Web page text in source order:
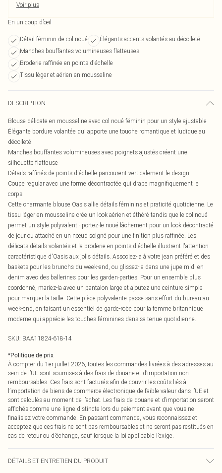
Voir plus
En un coup d’œil
Détail féminin de col noué
Élégants accents volantés au décolleté
Manches bouffantes volumineuses flatteuses
Broderie raffinée en points d'échelle
Tissu léger et aérien en mousseline
DESCRIPTION
Blouse délicate en mousseline avec col noué féminin pour un style ajustable
Élégante bordure volantée qui apporte une touche romantique et ludique au
décolleté
Manches bouffantes volumineuses avec poignets ajustés créent une
silhouette flatteuse
Détails raffinés de points d'échelle parcourent verticalement le design
Coupe regular avec une forme décontractée qui drape magnifiquement le
corps
Cette charmante blouse Oasis allie détails féminins et praticité quotidienne. Le
tissu léger en mousseline crée un look aérien et éthéré tandis que le col noué
permet un style polyvalent - portez-le noué lâchement pour un look décontracté
de jour ou attaché en un nœud soigné pour une finition plus raffinée. Les
délicats détails volantés et la broderie en points d'échelle illustrent l'attention
caractéristique d'Oasis aux jolis détails. Associez-la à votre jean préféré et des
baskets pour les brunchs du week-end, ou glissez-la dans une jupe midi en
denim avec des ballerines pour les garden-parties. Pour un ensemble plus
coordonné, mariez-la avec un pantalon large et ajoutez une ceinture simple
pour marquer la taille. Cette pièce polyvalente passe sans effort du bureau au
week-end, en faisant un essentiel de garde-robe pour la femme britannique
moderne qui apprécie les touches féminines dans sa tenue quotidienne.
SKU: BAA11824-618-14
*Politique de prix
À compter du 1er juillet 2026, toutes les commandes livrées à des adresses au
sein de l’UE sont soumises à des frais de douane et d’importation non
remboursables. Ces frais sont facturés afin de couvrir les coûts liés à
l’importation de biens de commerce électronique de faible valeur dans l’UE et
sont calculés au moment de l’achat. Les frais de douane et d’importation seront
affichés comme une ligne distincte lors du paiement avant que vous ne
finalisiez votre commande. En passant commande, vous reconnaissez et
acceptez que ces frais ne sont pas remboursables et ne seront pas restitués en
cas de retour ou d’échange, sauf lorsque la loi applicable l’exige.
DÉTAILS ET ENTRETIEN DU PRODUIT